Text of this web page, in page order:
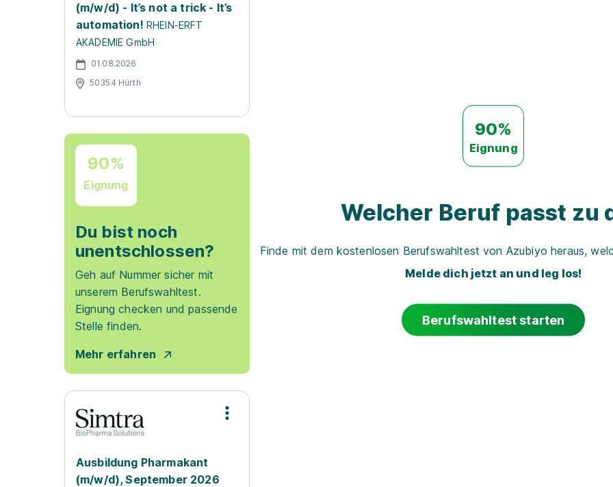
(m/w/d) - It’s not a trick - It’s
automation! RHEIN-ERFT
AKADEMIE GmbH
01.08.2026
50354 Hürth
90%
Eignung
Du bist noch
unentschlossen?
Geh auf Nummer sicher mit
unserem Berufswahltest.
Eignung checken und passende
Stelle finden.
Mehr erfahren
Ausbildung Pharmakant
(m/w/d), September 2026
90%
Eignung
Welcher Beruf passt zu
Finde mit dem kostenlosen Berufswahltest von Azubiyo heraus,
Melde dich jetzt an und leg los!
Berufswahltest starten